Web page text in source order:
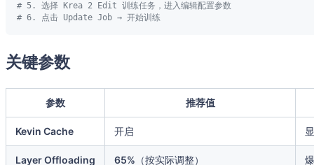
# 5. 选择 Krea 2 Edit 训练任务，进入编辑配置参数
# 6. 点击 Update Job → 开始训练
关键参数
参数 推荐值
Kevin Cache 开启
Layer Offloading 65% （按实际调整）